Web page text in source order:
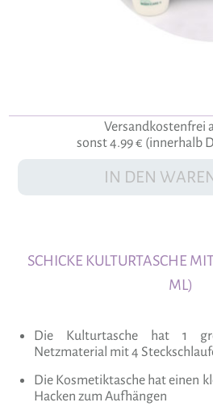
Versandkostenfrei
sonst 4.99 € (innerhalb
IN DEN
SCHICKE KULTURTASCHE
ML)
Die Kulturtasche hat 1
Netzmaterial mit 4
Die Kosmetiktasche hat einen
Hacken zum Aufhängen